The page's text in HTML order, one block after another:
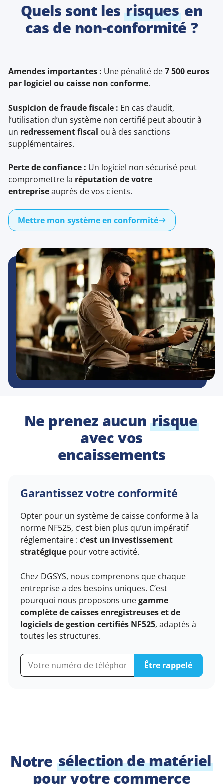
Quels sont lesrisquesen
cas de non-conformité ?
Amendes importantes : Une pénalité de7 500 euros
par logiciel ou caisse non conforme.
Suspicion de fraude fiscale : En cas d’audit,
l’utilisation d’un système non certifié peut aboutir à
un redressement fiscal ou à des sanctions
supplémentaires.
Perte de confiance : Un logiciel non sécurisé peut
compromettre la réputation de votre
entrepriseauprès de vos clients.
Mettre mon système en conformité
Ne prenez aucun risque
avec vos
encaissements
Garantissez votre conformité
Opter pour un système de caisse conforme à la
norme NF525, c’est bien plus qu’un impératif
réglementaire :c’est un investissement
stratégique pour votre activité.
Chez DGSYS, nous comprenons que chaque
entreprise a des besoins uniques. C’est
pourquoi nous proposons unegamme
complète de caisses enregistreuses et de
logiciels de gestion certifiés NF525, adaptés à
toutes les structures.
Notre sélection de matériel
pour votre commerce